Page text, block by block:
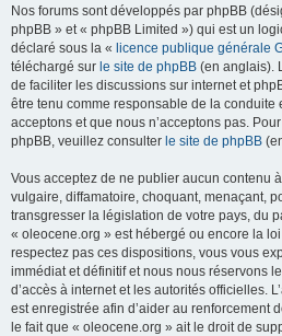
Nos forums sont développés par phpBB
phpBB » et « phpBB Limited ») qui est un
déclaré sous la « licence publique générale
téléchargé sur le site de phpBB (en anglais).
de faciliter les discussions sur internet et
être tenu comme responsable de la conduite
acceptons et que nous n’acceptons pas.
phpBB, veuillez consulter le site de phpBB
Vous acceptez de ne publier aucun contenu
vulgaire, diffamatoire, choquant, menaçant,
transgresser la législation de votre pays, du
« oleocene.org » est hébergé ou encore la
respectez pas ces dispositions, vous vous
immédiat et définitif et nous nous réservons
d’accès à internet et les autorités officielles.
est enregistrée afin d’aider au renforcement
le fait que « oleocene.org » ait le droit de